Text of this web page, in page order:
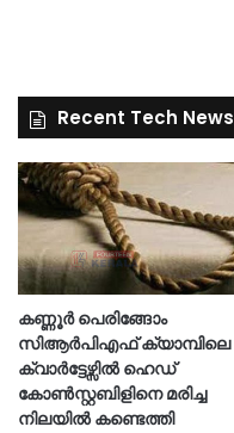
Recent Tech News
കണ്ണൂർ പെരിങ്ങോം
സിആർപിഎഫ് ക്യാമ്പിലെ
ക്വാർട്ടേഴ്സിൽ ഹെഡ്
കോൺസ്റ്റബിളിനെ മരിച്ച
നിലയിൽ കണ്ടെത്തി